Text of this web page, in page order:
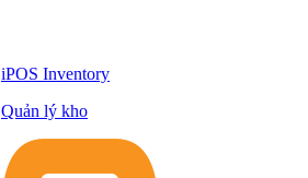
iPOS Inventory
Quản lý kho